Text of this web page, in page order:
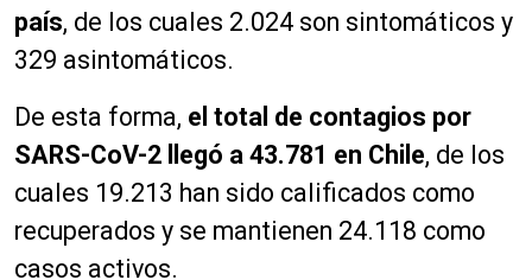
país, de los cuales 2.024 son sintomáticos y
329 asintomáticos.
De esta forma, el total de contagios por
SARS-CoV-2 llegó a 43.781 en Chile, de los
cuales 19.213 han sido calificados como
recuperados y se mantienen 24.118 como
casos activos.